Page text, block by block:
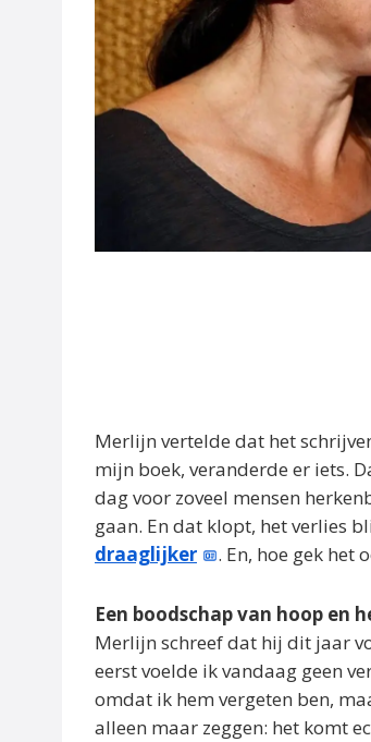
Merlijn vertelde dat het
mijn boek, veranderde er iets.
dag voor zoveel mensen
gaan. En dat klopt, het verlies
draaglijker
. En, hoe gek het
Een boodschap van hoop en
Merlijn schreef dat hij dit jaar
eerst voelde ik vandaag geen
omdat ik hem vergeten ben,
alleen maar zeggen: het komt